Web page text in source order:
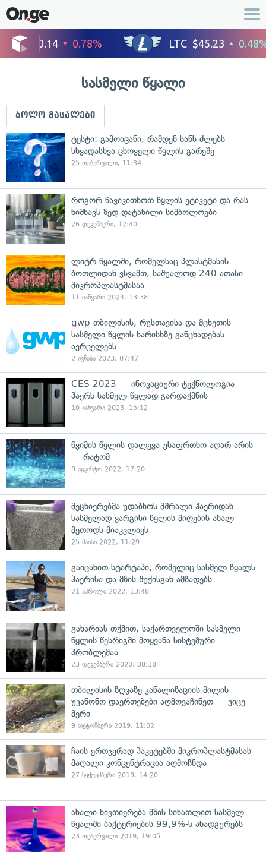
სასმელი წყალი
ბოლო მასალები
ტესტი: გამოიცანი, რამდენ ხანს ძლებს
სხვადასხვა ცხოველი წყლის გარეშე
25 თებერვალი, 11:34
როგორ წავიკითხოთ წყლის ეტიკეტი და რას
ნიშნავს ზედ დატანილი სიმბოლოები
26 დეკემბერი, 12:40
ლიტრ წყალში, რომელსაც პლასტმასის
ბოთლიდან ვსვამთ, საშუალოდ 240 ათასი
მიკროპლასტმასაა
11 იანვარი 2024, 13:38
gwp თბილისის, რუსთავისა და მცხეთის
სასმელი წყლის ხარისხზე განცხადებას
ავრცელებს
2 ივნისი 2023, 07:47
CES 2023 — ინოვაციური ტექნოლოგია
ჰაერს სასმელ წყლად გარდაქმნის
10 იანვარი 2023, 15:12
წვიმის წყლის დალევა უსაფრთხო აღარ არის
— რატომ
9 აგვისტო 2022, 17:20
მეცნიერებმა უდაბნოს მშრალი ჰაერიდან
სასმელად ვარგისი წყლის მიღების ახალ
მეთოდს მიაკვლიეს
25 მაისი 2022, 11:29
გაიცანით სტარტაპი, რომელიც სასმელ წყალს
ჰაერისა და მზის შუქისგან ამზადებს
21 აპრილი 2022, 13:48
გახარიას თქმით, საქართველოში სასმელი
წყლის წესრიგში მოყვანა სისტემური
პრობლემაა
23 დეკემბერი 2020, 08:18
თბილისის ზღვაზე კანალიზაციის მილის
უკანონო დაერთებები აღმოვაჩინეთ — ვიცე-
მერი
9 ოქტომბერი 2019, 11:02
ჩაის ერთჯერად პაკეტებში მიკროპლასტმასას
მაღალი კონცენტრაცია აღმოჩნდა
27 სექტემბერი 2019, 14:20
ახალი ნივთიერება მზის სინათლით სასმელ
წყალში ბაქტერიების 99,9%-ს ანადგურებს
23 თებერვალი 2019, 19:05